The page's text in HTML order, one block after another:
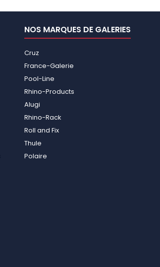
NOS MARQUES DE GALERIES
Cruz
France-Galerie
Pool-Line
Rhino-Products
Alugi
Rhino-Rack
Roll and Fix
Thule
Polaire